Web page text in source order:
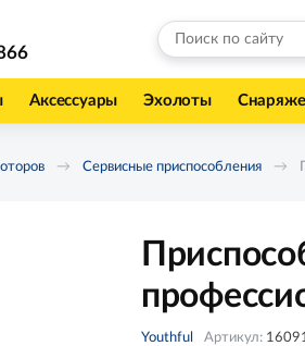
Аксессуары Эхолоты
Сервисные приспособления
Youthful Артикул: